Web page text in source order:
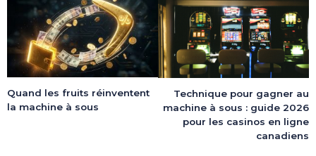
Quand les fruits réinventent
la machine à sous
Technique pour gagner au
machine à sous : guide 2026
pour les casinos en ligne
canadiens